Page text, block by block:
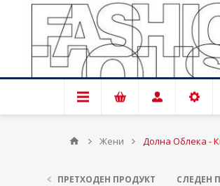
Жени Долна Облека -
ПРЕТХОДЕН ПРОДУКТ СЛЕДЕН